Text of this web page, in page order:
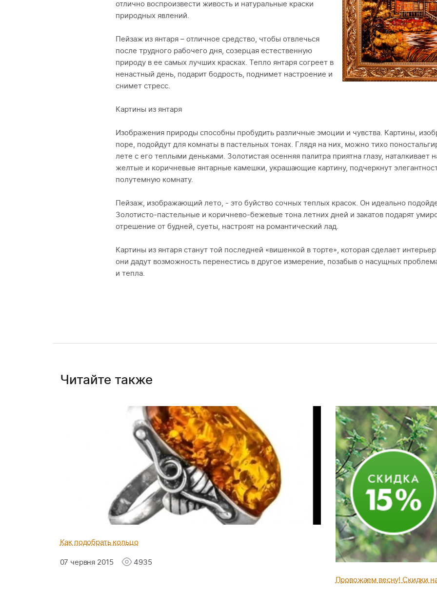
отлично воспроизвести живость и натуральные краски
природных явлений.
Пейзаж из янтаря – отличное средство, чтобы отвлечься
после трудного рабочего дня, созерцая естественную
природу в ее самых лучших красках. Тепло янтаря согреет в
ненастный день, подарит бодрость, поднимет настроение и
снимет стресс.
Картины из янтаря
Изображения природы способны пробудить различные эмоции и чувства. Картины,
поре, подойдут для комнаты в пастельных тонах. Глядя на них, можно тихо
лете с его теплыми деньками. Золотистая осенняя палитра приятна глазу,
желтые и коричневые янтарные камешки, украшающие картину, подчеркнут
полутемную комнату.
Пейзаж, изображающий лето, - это буйство сочных теплых красок. Он идеально
Золотисто-пастельные и коричнево-бежевые тона летних дней и закатов подарят
отрешение от будней, суеты, настроят на романтический лад.
Картины из янтаря станут той последней «вишенкой в торте», которая сделает
они дадут возможность перенестись в другое измерение, позабыв о насущных
и тепла.
Читайте также
Как подобрать кольцо
07 червня 2015 4935
Провожаем весну! Скидки